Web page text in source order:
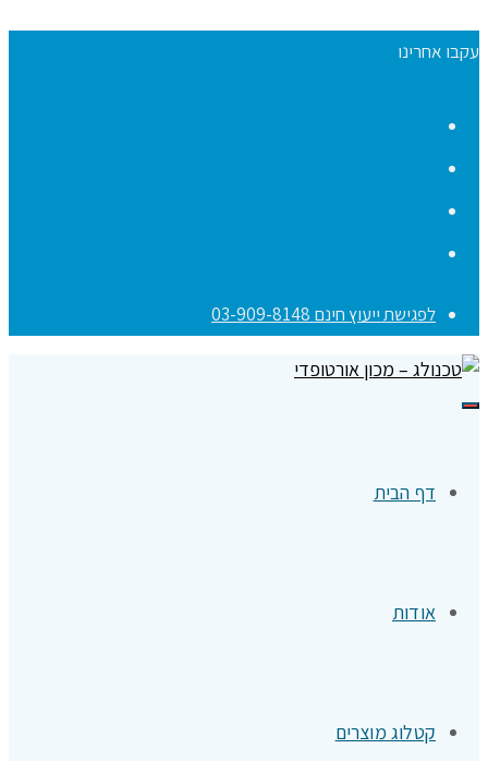
עקבו אחרינו
לפגישת ייעוץ חינם 03-909-8148
תפריט
דף הבית
אודות
קטלוג מוצרים